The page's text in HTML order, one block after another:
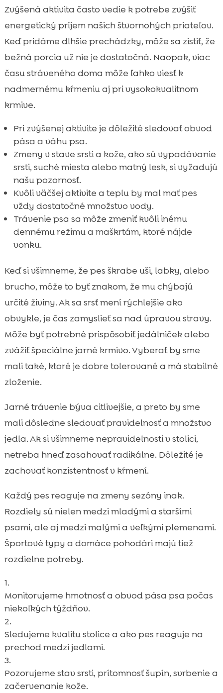
Zvýšená aktivita často vedie k potrebe zvýšiť
energetický príjem našich štvornohých priateľov.
Keď pridáme dlhšie prechádzky, môže sa zistiť, že
bežná porcia už nie je dostatočná. Naopak, viac
času stráveného doma môže ľahko viesť k
nadmernému kŕmeniu aj pri vysokokvalitnom
krmive.
Pri zvýšenej aktivite je dôležité sledovať obvod
pása a váhu psa.
Zmeny v stave srsti a kože, ako sú vypadávanie
srsti, suché miesta alebo matný lesk, si vyžadujú
našu pozornosť.
Kvôli väčšej aktivite a teplu by mal mať pes
vždy dostatočné množstvo vody.
Trávenie psa sa môže zmeniť kvôli inému
dennému režimu a maškrtám, ktoré nájde
vonku.
Keď si všimneme, že pes škrabe uši, labky, alebo
brucho, môže to byť znakom, že mu chýbajú
určité živiny. Ak sa srsť mení rýchlejšie ako
obvykle, je čas zamyslieť sa nad úpravou stravy.
Môže byť potrebné prispôsobiť jedálniček alebo
zvážiť špeciálne jarné krmivo. Vyberať by sme
mali také, ktoré je dobre tolerované a má stabilné
zloženie.
Jarné trávenie býva citlivejšie, a preto by sme
mali dôsledne sledovať pravidelnosť a množstvo
jedla. Ak si všimneme nepravidelnosti v stolici,
netreba hneď zasahovať radikálne. Dôležité je
zachovať konzistentnosť v kŕmení.
Každý pes reaguje na zmeny sezóny inak.
Rozdiely sú nielen medzi mladými a staršími
psami, ale aj medzi malými a veľkými plemenami.
Športové typy a domáce pohodári majú tiež
rozdielne potreby.
Monitorujeme hmotnosť a obvod pása psa počas
niekoľkých týždňov.
Sledujeme kvalitu stolice a ako pes reaguje na
prechod medzi jedlami.
Pozorujeme stav srsti, prítomnosť šupín, svrbenie a
začervenanie kože.